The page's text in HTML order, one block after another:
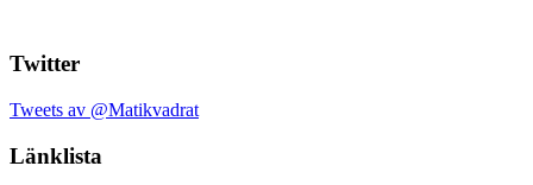
Twitter
Tweets av @Matikvadrat
Länklista